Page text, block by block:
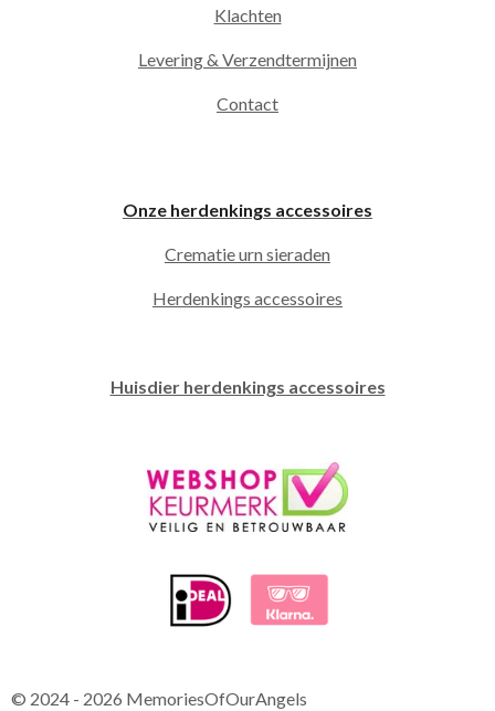
Klachten
Levering & Verzendtermijnen
Contact
Onze herdenkings accessoires
Crematie urn sieraden
Herdenkings accessoires
Huisdier herdenkings accessoires
© 2024 - 2026 MemoriesOfOurAngels